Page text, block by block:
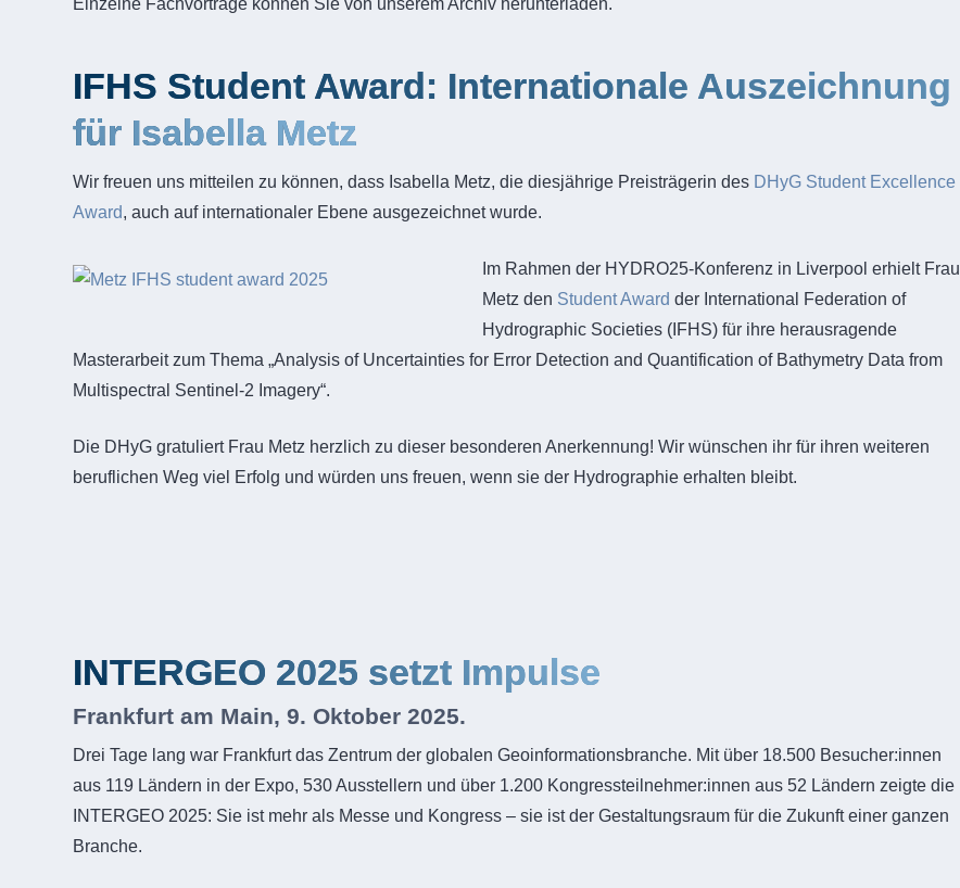
Einzelne Fachvorträge können Sie von unserem Archiv herunterladen.
IFHS Student Award: Internationale Auszeichnung
für Isabella Metz
Wir freuen uns mitteilen zu können, dass Isabella Metz, die diesjährige Preisträgerin des DHyG Student Excellence
Award, auch auf internationaler Ebene ausgezeichnet wurde.
Im Rahmen der HYDRO25-Konferenz in Liverpool erhielt Frau
Metz den Student Award der International Federation of
Hydrographic Societies (IFHS) für ihre herausragende
Masterarbeit zum Thema „Analysis of Uncertainties for Error Detection and Quantification of Bathymetry Data from
Multispectral Sentinel-2 Imagery“.
Die DHyG gratuliert Frau Metz herzlich zu dieser besonderen Anerkennung! Wir wünschen ihr für ihren weiteren
beruflichen Weg viel Erfolg und würden uns freuen, wenn sie der Hydrographie erhalten bleibt.
INTERGEO 2025 setzt Impulse
Frankfurt am Main, 9. Oktober 2025.
Drei Tage lang war Frankfurt das Zentrum der globalen Geoinformationsbranche. Mit über 18.500 Besucher:innen
aus 119 Ländern in der Expo, 530 Ausstellern und über 1.200 Kongressteilnehmer:innen aus 52 Ländern zeigte die
INTERGEO 2025: Sie ist mehr als Messe und Kongress – sie ist der Gestaltungsraum für die Zukunft einer ganzen
Branche.